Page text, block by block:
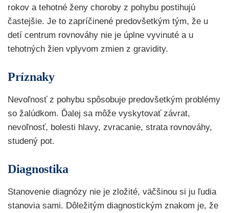
rokov a tehotné ženy choroby z pohybu postihujú
častejšie. Je to zapríčinené predovšetkým tým, že u
detí centrum rovnováhy nie je úplne vyvinuté a u
tehotných žien vplyvom zmien z gravidity.
Príznaky
Nevoľnosť z pohybu spôsobuje predovšetkým problémy
so žalúdkom. Ďalej sa môže vyskytovať závrat,
nevoľnosť, bolesti hlavy, zvracanie, strata rovnováhy,
studený pot.
Diagnostika
Stanovenie diagnózy nie je zložité, väčšinou si ju ľudia
stanovia sami. Dôležitým diagnostickým znakom je, že